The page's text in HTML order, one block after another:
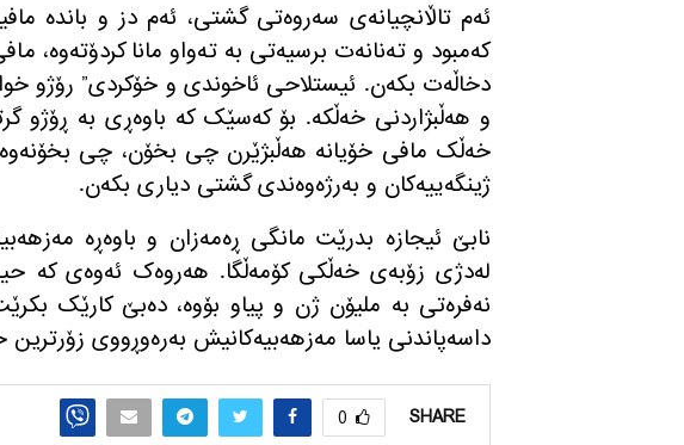
ئەم تاڵانچیانەی سەروەتی گشتی، ئەم دز و باندە
کەمبود و تەنانەت برسیەتی بە تەواو مانا کردۆتەوە،
دخاڵەت بکەن. ئیستلاحی ئاخوندی و خۆکردی” رۆژو
و هەڵبژاردنی خەڵکە. بۆ کەسێک کە باوەڕی بە ڕۆژو
خەڵک مافی خۆیانە هەڵبژێرن چی بخۆن، چی بخۆنەوە
ژینگەییەکان و بەرژەوەندی گشتی دیاری بکەن.
نابێ ئیجازە بدرێت مانگی ڕەمەزان و باوەڕە
لەدژی زۆبەی خەڵکی کۆمەڵگا. هەروەک ئەوەی کە
نەفرەتی بە ملیۆن ژن و پیاو بۆوە، دەبێ کارێک
داسەپاندنی یاسا مەزهەبیەکانیش بەرەوڕووی
SHARE
0